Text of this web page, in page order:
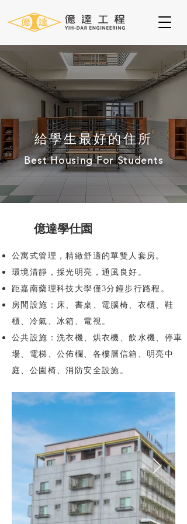
給學生最好的住所
Best Housing For Students
億達學仕園
公寓式管理，精緻舒適的單雙人套房。
環境清靜，採光明亮，通風良好。
距嘉南藥理科技大學僅3分鐘步行路程。
房間設施：床、書桌、電腦椅、衣櫃、鞋
櫃、冷氣、冰箱、電視。
公共設施：洗衣機、烘衣機、飲水機、停車
場、電梯、公佈欄、各樓層信箱、明亮中
庭、公園椅、消防安全設施。